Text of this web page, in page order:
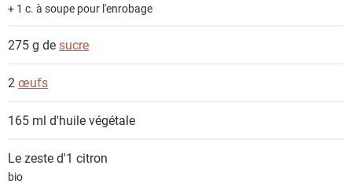
+ 1 c. à soupe pour l'enrobage
275 g desucre
2 œufs
165 ml d'huile végétale
Le zeste d'1 citron
bio